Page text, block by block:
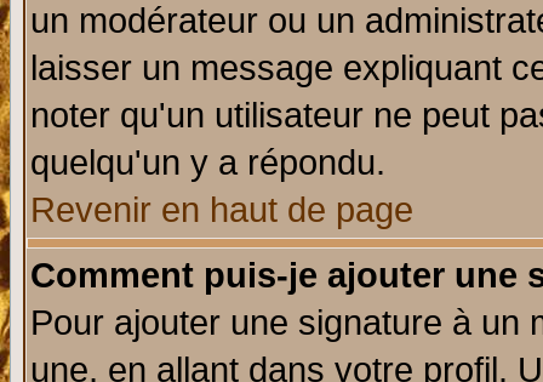
un modérateur ou un
laisser un message expliquant
noter qu'un utilisateur ne peut
quelqu'un y a répondu.
Revenir en haut de page
Comment puis-je ajouter une
Pour ajouter une signature à un
une, en allant dans votre profil.